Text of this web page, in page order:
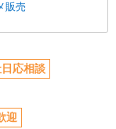
販売
日応相談
迎